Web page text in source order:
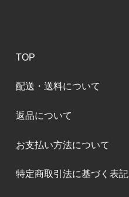
TOP
配送・送料について
返品について
お支払い方法について
特定商取引法に基づく表記